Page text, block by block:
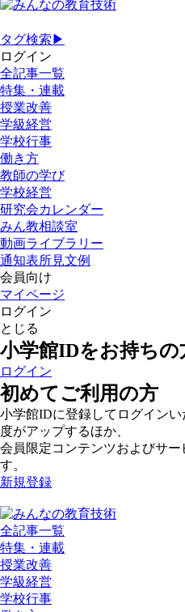
タグ検索▶
ログイン
全記事一覧
特集・連載
授業改善
学級経営
学校行事
働き方
教師の学び
学校経営
研究会カレンダー
みん教相談室
動画ライブラリー
通知表所見文例
会員向け
マイページ
ログイン
とじる
小学館IDをお持ちの
ログイン
初めてご利用の方
小学館IDに登録してログイン
度がアップするほか、
会員限定コンテンツおよびサ
す。
新規登録
全記事一覧
特集・連載
授業改善
学級経営
学校行事